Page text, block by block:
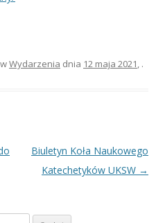
Wydarzenia dnia 12 maja 2021, .
Biuletyn Koła Naukowego
Katechetyków UKSW →